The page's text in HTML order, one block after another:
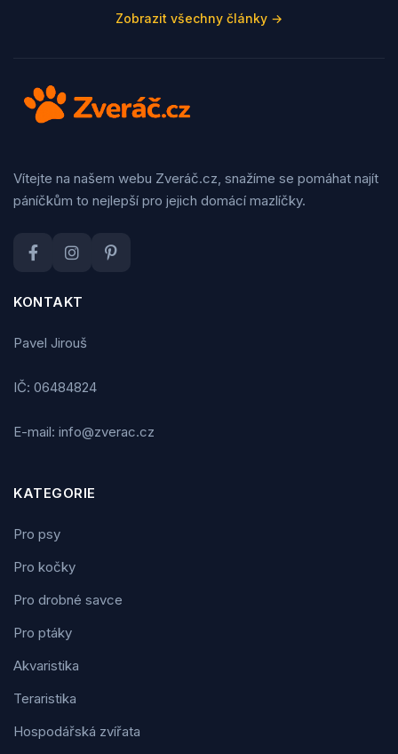
Zobrazit všechny články →
Vítejte na našem webu Zveráč.cz, snažíme se pomáhat najít
páníčkům to nejlepší pro jejich domácí mazlíčky.
KONTAKT
Pavel Jirouš
IČ: 06484824
E-mail: info@zverac.cz
KATEGORIE
Pro psy
Pro kočky
Pro drobné savce
Pro ptáky
Akvaristika
Teraristika
Hospodářská zvířata